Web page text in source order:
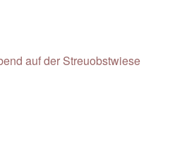
auf der Streuobstwiese